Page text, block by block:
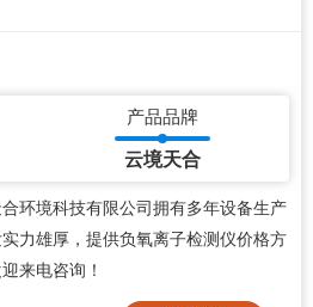
产品品牌
云境天合
环境科技有限公司拥有多年设备生产
力雄厚，提供负氧离子检测仪价格方
来电咨询！